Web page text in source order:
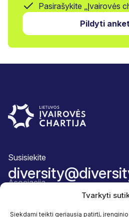
Tvarkyti
Siekdami teikti geriausią patirtį,
Pasirašykite „Įvairovės
Pildyti
Susisiekite
Asociacija
Narystės paketas